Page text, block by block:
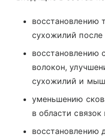
восстановлению
сухожилий после
восстановлению
волокон,
сухожилий и
уменьшению
в области
восстановлению